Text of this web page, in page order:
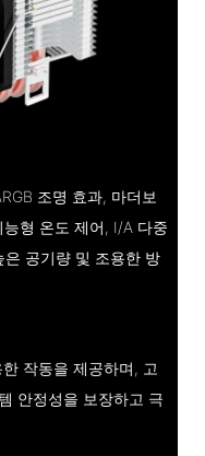
조명 효과, 마더보
형 온도 제어, I/A 다중
공기량 및 조용한 방
작동을 제공하며, 고
안정성을 보장하고 극